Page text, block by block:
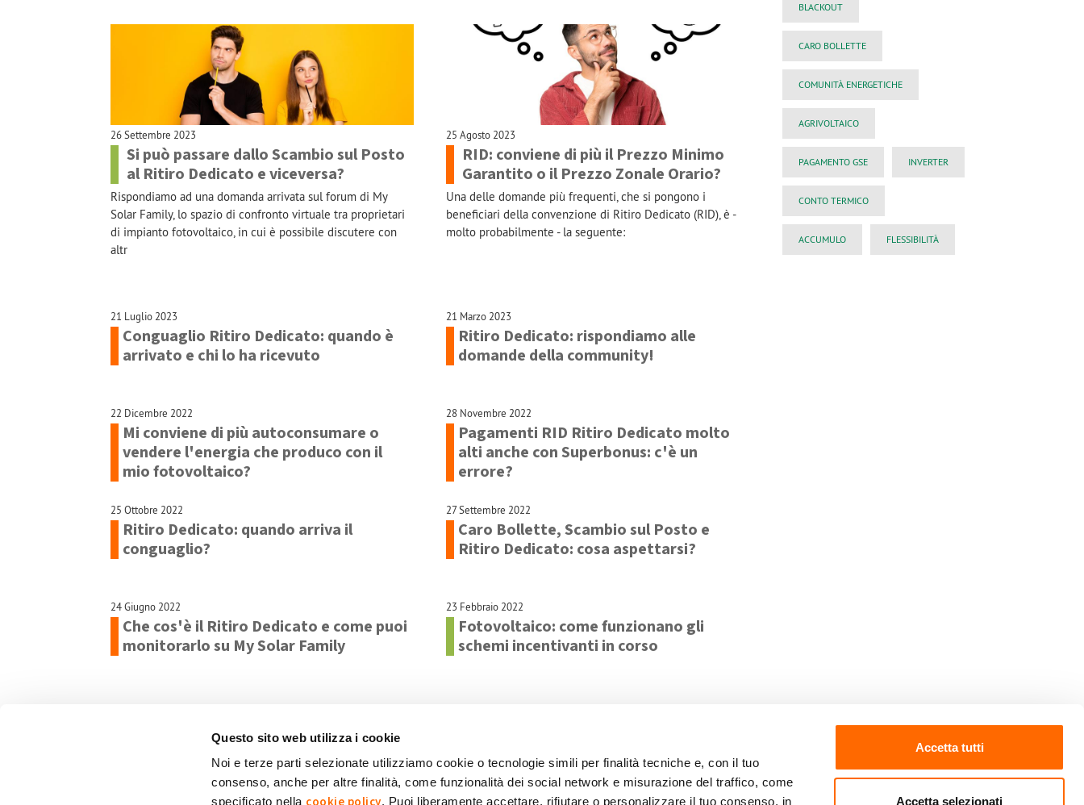
Questo sito web utilizza i cookie
Noi e terze parti selezionate utilizziamo cookie o tecnologie simili per finalità tecniche e, con il tuo
consenso, anche per altre finalità, come funzionalità dei social network e misurazione del traffico, come
specificato nella
. Puoi liberamente accettare, rifiutare o personalizzare il tuo consenso, in
Accetta tutti
Accetta selezionati
26 Settembre 2023
Si può passare dallo Scambio sul Posto
al Ritiro Dedicato e viceversa?
Rispondiamo ad una domanda arrivata sul forum di My
Solar Family, lo spazio di confronto virtuale tra proprietari
di impianto fotovoltaico, in cui è possibile discutere con
altr
25 Agosto 2023
RID: conviene di più il Prezzo Minimo
Garantito o il Prezzo Zonale Orario?
Una delle domande più frequenti, che si pongono i
beneficiari della convenzione di Ritiro Dedicato (RID), è -
molto probabilmente - la seguente:
21 Luglio 2023
Conguaglio Ritiro Dedicato: quando è
arrivato e chi lo ha ricevuto
21 Marzo 2023
Ritiro Dedicato: rispondiamo alle
domande della community!
22 Dicembre 2022
Mi conviene di più autoconsumare o
vendere l'energia che produco con il
mio fotovoltaico?
28 Novembre 2022
Pagamenti RID Ritiro Dedicato molto
alti anche con Superbonus: c'è un
errore?
25 Ottobre 2022
Ritiro Dedicato: quando arriva il
conguaglio?
27 Settembre 2022
Caro Bollette, Scambio sul Posto e
Ritiro Dedicato: cosa aspettarsi?
24 Giugno 2022
Che cos'è il Ritiro Dedicato e come puoi
monitorarlo su My Solar Family
23 Febbraio 2022
Fotovoltaico: come funzionano gli
schemi incentivanti in corso
BLACKOUT
CARO BOLLETTE
COMUNITÀ ENERGETICHE
AGRIVOLTAICO
PAGAMENTO GSE INVERTER
CONTO TERMICO
ACCUMULO FLESSIBILITÀ
Contatti Privacy policy Cookie Dichiarazione di accessibilità POR FESR 2014-2020